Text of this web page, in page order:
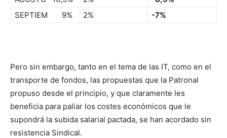
SEPTIEM 9%
2% -7%
Pero sin embargo, tanto en el tema de las IT, como en el
transporte de fondos, las propuestas que la Patronal
propuso desde el principio, y que claramente les
beneficia para paliar los costes económicos que le
supondrá la subida salarial pactada, se han acordado sin
resistencia Sindical.